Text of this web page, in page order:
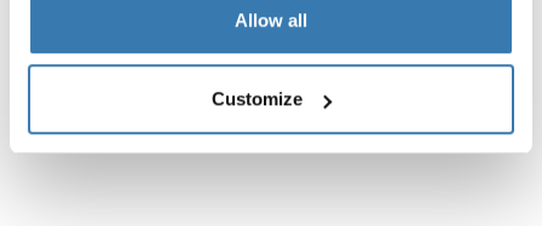
Allow all
Customize
extensor de capacidad de carga
Reacha bow cover
pared lateral para arcos